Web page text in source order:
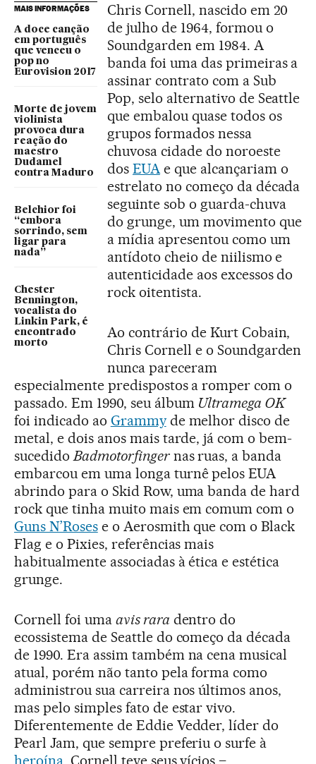
MAIS INFORMAÇÕES
A doce canção
em português
que venceu o
pop no
Eurovision 2017
Morte de jovem
violinista
provoca dura
reação do
maestro
Dudamel
contra Maduro
Belchior foi
“embora
sorrindo, sem
ligar para
nada”
Chester
Bennington,
vocalista do
Linkin Park, é
encontrado
morto
Chris Cornell, nascido em 20
de julho de 1964, formou o
Soundgarden em 1984. A
banda foi uma das primeiras a
assinar contrato com a Sub
Pop, selo alternativo de Seattle
que embalou quase todos os
grupos formados nessa
chuvosa cidade do noroeste
dos EUAe que alcançariam o
estrelato no começo da década
seguinte sob o guarda-chuva
do grunge, um movimento que
a mídia apresentou como um
antídoto cheio de niilismo e
autenticidade aos excessos do
rock oitentista.
Ao contrário de Kurt Cobain,
Chris Cornell e o Soundgarden
nunca pareceram
especialmente predispostos a romper com o
passado. Em 1990, seu álbum Ultramega OK
foi indicado ao Grammyde melhor disco de
metal, e dois anos mais tarde, já com o bem-
sucedido Badmotorfingernas ruas, a banda
embarcou em uma longa turnê pelos EUA
abrindo para o Skid Row, uma banda de hard
rock que tinha muito mais em comum com o
Guns N’Rosese o Aerosmith que com o Black
Flag e o Pixies, referências mais
habitualmente associadas à ética e estética
grunge.
Cornell foi uma avis rara dentro do
ecossistema de Seattle do começo da década
de 1990. Era assim também na cena musical
atual, porém não tanto pela forma como
administrou sua carreira nos últimos anos,
mas pelo simples fato de estar vivo.
Diferentemente de Eddie Vedder, líder do
Pearl Jam, que sempre preferiu o surfe à
heroína , Cornell teve seus vícios –